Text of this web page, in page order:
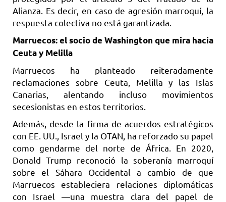
Alianza. Es decir, en caso de agresión marroquí, la
respuesta colectiva no está garantizada.
Marruecos: el socio de Washington que mira hacia
Ceuta y Melilla
Marruecos ha planteado reiteradamente
reclamaciones sobre Ceuta, Melilla y las Islas
Canarias, alentando incluso movimientos
secesionistas en estos territorios.
Además, desde la firma de acuerdos estratégicos
con EE. UU., Israel y la OTAN, ha reforzado su papel
como gendarme del norte de África. En 2020,
Donald Trump reconoció la soberanía marroquí
sobre el Sáhara Occidental a cambio de que
Marruecos estableciera relaciones diplomáticas
con Israel —una muestra clara del papel de